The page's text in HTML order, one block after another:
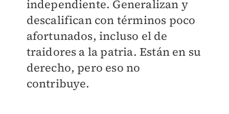
independiente. Generalizan y
descalifican con términos poco
afortunados, incluso el de
traidores a la patria. Están en su
derecho, pero eso no
contribuye.